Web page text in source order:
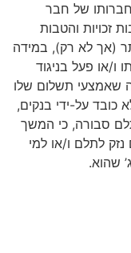
של חבר
זכויות והטבות
(אך לא רק), במידה
ו/או פעל בניגוד
שאמצעי תשלום שלו
על-ידי בנקים,
סבורה, כי המשך
לתלם ו/או למי
שהוא.